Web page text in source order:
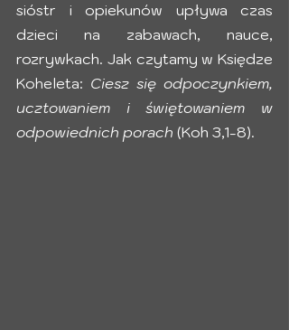
sióstr i opiekunów upływa czas
dzieci na zabawach, nauce,
rozrywkach. Jak czytamy w Księdze
Koheleta: Ciesz się odpoczynkiem,
ucztowaniem i świętowaniem w
odpowiednich porach (Koh 3,1-8).